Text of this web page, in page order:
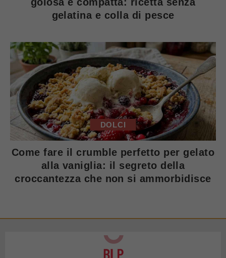
gelatina e colla di pesce
DOLCI
Come fare il crumble perfetto per gelato
alla vaniglia: il segreto della
croccantezza che non si ammorbidisce